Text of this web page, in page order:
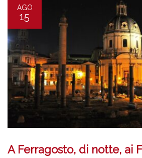
AGO
15
A Ferragosto, di notte, ai